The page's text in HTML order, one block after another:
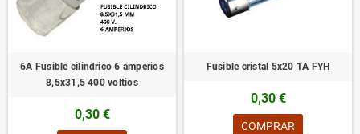
6A Fusible cilindrico 6 amperios
8,5x31,5 400 voltios
0,30 €
Fusible cristal 5x20 1A FYH
0,30 €
COMPRAR